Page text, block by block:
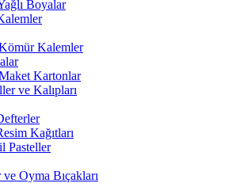
Boyalar
Kalemler
Kartonlar
ve Kalıpları
Kağıtları
Pasteller
ve Oyma Bıçakları